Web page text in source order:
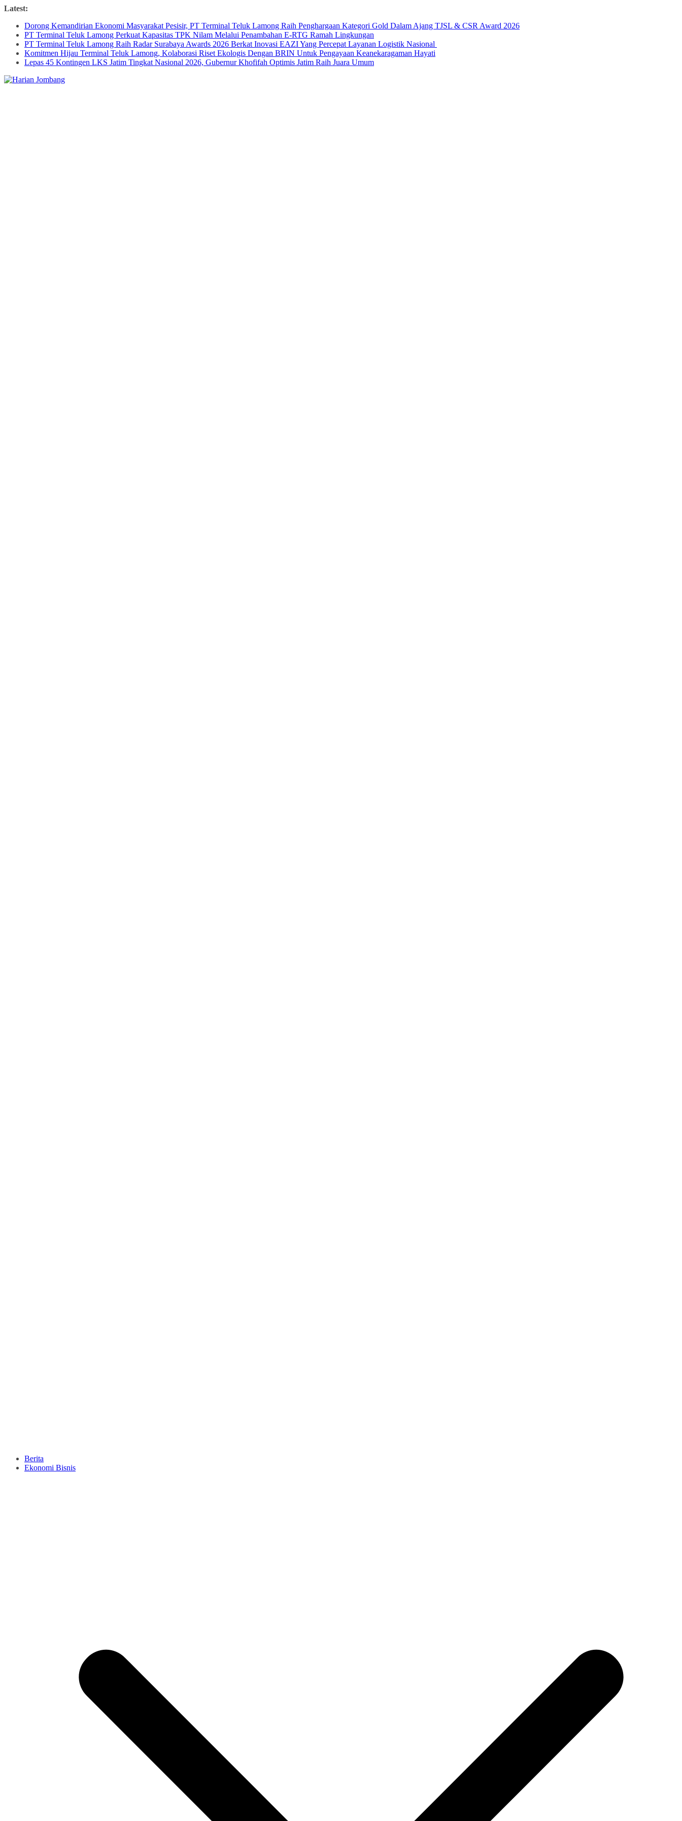
Skip
content
Latest:
Dorong Kemandirian Ekonomi Masyarakat Pesisir, PT Terminal Teluk Lamong Raih Penghargaan Kategori Gold Dalam Ajang TJSL & CSR Award 2026
PT Terminal Teluk Lamong Perkuat Kapasitas TPK Nilam Melalui Penambahan E-RTG Ramah Lingkungan
PT Terminal Teluk Lamong Raih Radar Surabaya Awards 2026 Berkat Inovasi EAZI Yang Percepat Layanan Logistik Nasional
Komitmen Hijau Terminal Teluk Lamong, Kolaborasi Riset Ekologis Dengan BRIN Untuk Pengayaan Keanekaragaman Hayati
Lepas 45 Kontingen LKS Jatim Tingkat Nasional 2026, Gubernur Khofifah Optimis Jatim Raih Juara Umum
Berita
Ekonomi Bisnis